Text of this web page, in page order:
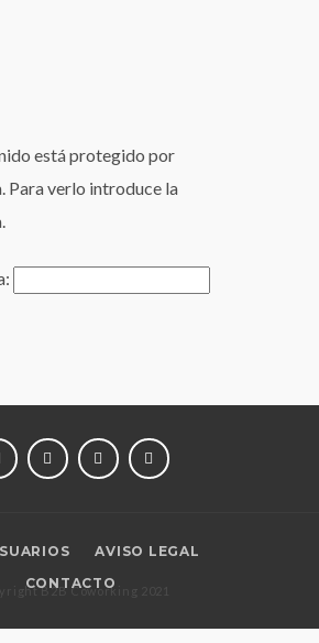
está protegido por
Para verlo introduce la
LINKEDININSTAGRAM
TWITTERFACEBOOK
AVISO LEGAL
CONTACTO
B2B Coworking 2021